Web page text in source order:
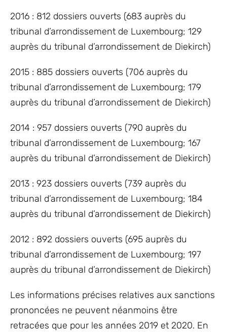
2016 : 812 dossiers ouverts (683 auprès du
tribunal d’arrondissement de Luxembourg; 129
auprès du tribunal d’arrondissement de Diekirch)
2015 : 885 dossiers ouverts (706 auprès du
tribunal d’arrondissement de Luxembourg; 179
auprès du tribunal d’arrondissement de Diekirch)
2014 : 957 dossiers ouverts (790 auprès du
tribunal d’arrondissement de Luxembourg; 167
auprès du tribunal d’arrondissement de Diekirch)
2013 : 923 dossiers ouverts (739 auprès du
tribunal d’arrondissement de Luxembourg; 184
auprès du tribunal d’arrondissement de Diekirch)
2012 : 892 dossiers ouverts (695 auprès du
tribunal d’arrondissement de Luxembourg; 197
auprès du tribunal d’arrondissement de Diekirch)
Les informations précises relatives aux sanctions
prononcées ne peuvent néanmoins être
retracées que pour les années 2019 et 2020. En